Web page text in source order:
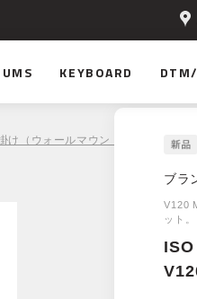
KEYBOARD
け（ウォールマウント）｜天吊り金具
ブラ
V120
ット。